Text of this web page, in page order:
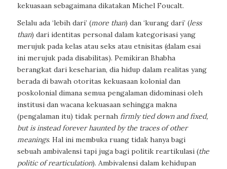
kekuasaan sebagaimana dikatakan Michel Foucalt.
Selalu ada ‘lebih dari’ (more than) dan ‘kurang dari’ (less
than) dari identitas personal dalam kategorisasi yang
merujuk pada kelas atau seks atau etnisitas (dalam esai
ini merujuk pada disabilitas). Pemikiran Bhabha
berangkat dari keseharian, dia hidup dalam realitas yang
berada di bawah otoritas kekuasaan kolonial dan
poskolonial dimana semua pengalaman didominasi oleh
institusi dan wacana kekuasaan sehingga makna
(pengalaman itu) tidak pernah firmly tied down and fixed,
but is instead forever haunted by the traces of other
meanings. Hal ini membuka ruang tidak hanya bagi
sebuah ambivalensi tapi juga bagi politik reartikulasi (the
politic of rearticulation). Ambivalensi dalam kehidupan